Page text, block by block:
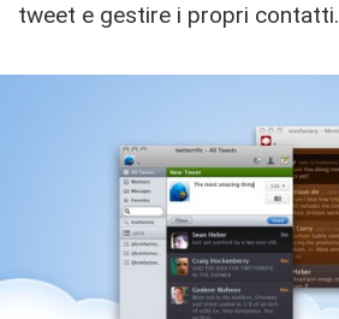
tweet e gestire i propri contatti.